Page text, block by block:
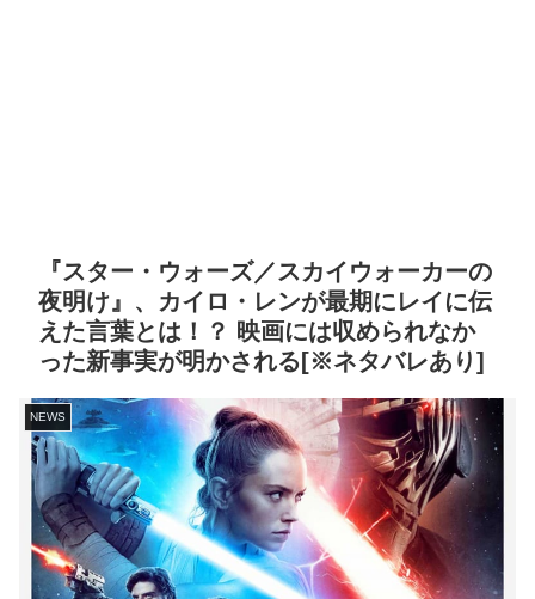
『スター・ウォーズ／スカイウォーカーの
夜明け』、カイロ・レンが最期にレイに伝
えた言葉とは！？ 映画には収められなか
った新事実が明かされる[※ネタバレあり]
NEWS